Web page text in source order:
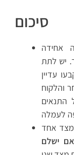
סיכום
אחידה
יש לתת
עדיין
והלקוח
התנאים
אחד
אם ישלם